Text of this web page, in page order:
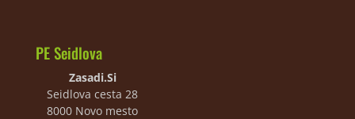
PE Seidlova
Zasadi.Si
Seidlova cesta 28
8000 Novo mesto